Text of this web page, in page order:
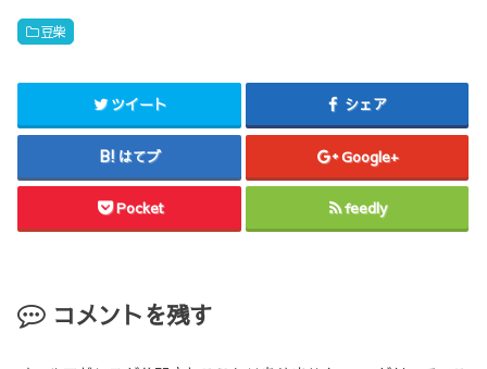
豆柴
ツイート シェア
はてブ Google+
Pocket feedly
コメントを残す